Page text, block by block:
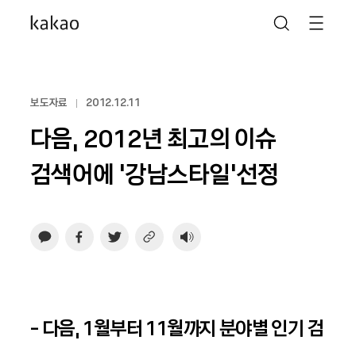
보도자료 2012.12.11
다음, 2012년 최고의 이슈
검색어에 ‘강남스타일’선정
- 다음, 1월부터 11월까지 분야별 인기 검